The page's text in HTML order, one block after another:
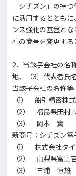
「シチズン」の持
に活用するととも
ンス強化の基盤と
社の商号を変更する
2．当該子会社の名
地、（3）代表者氏名
当該子会社の名称等
（1） 船引精密株
（2） 福島県田村
（3） 岡本 實
新商号：シチズン
（1） 株式会社タ
（2） 山梨県富士
（3） 三浦 恒雄